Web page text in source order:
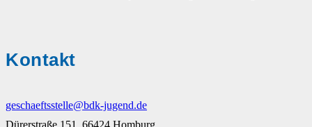
Kontakt
geschaeftsstelle@bdk-jugend.de